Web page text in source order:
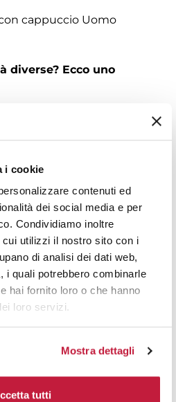
i cookie
contenuti ed
dei social media e per
Condividiamo inoltre
utilizzi il nostro sito con i
di analisi dei dati web,
i quali potrebbero combinarle
hai fornito loro o che hanno
loro servizi.
Mostra dettagli
tutti
cappuccio Uomo
diverse? Ecco uno
stampa
€ 12,21
€ 11,73
€ 11,35
€ 10,96
7,50